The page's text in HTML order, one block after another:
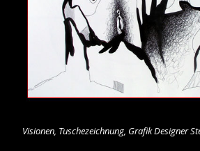
Visionen, Tuschezeichnung, Grafik Designer